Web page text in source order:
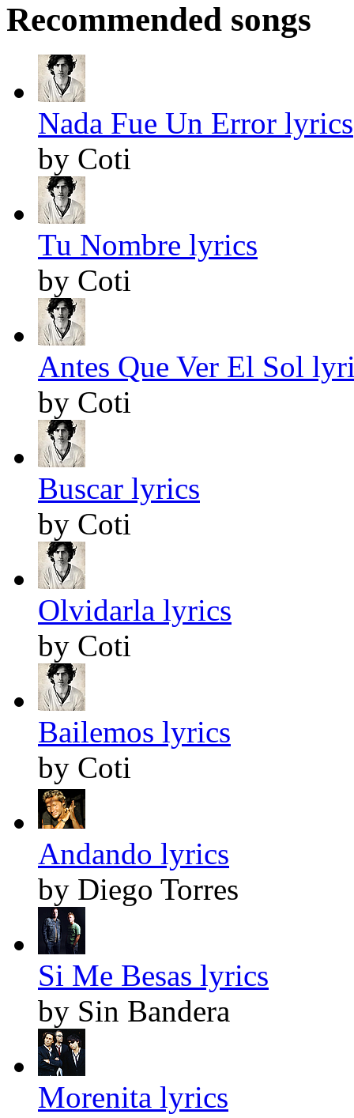
Recommended songs
Nada Fue Un Error lyrics
by Coti
Tu Nombre lyrics
by Coti
Antes Que Ver El Sol
by Coti
Buscar lyrics
by Coti
Olvidarla lyrics
by Coti
Bailemos lyrics
by Coti
Andando lyrics
by Diego Torres
Si Me Besas lyrics
by Sin Bandera
Morenita lyrics